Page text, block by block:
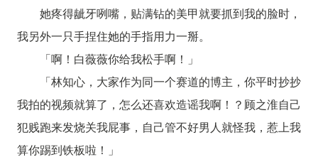
她疼得龇牙咧嘴，贴满钻的美甲就要抓到我的脸时，
我另外一只手捏住她的手指用力一掰。
「啊！白薇薇你给我松手啊！」
「林知心，大家作为同一个赛道的博主，你平时抄抄
我拍的视频就算了，怎么还喜欢造谣我啊！？顾之淮自己
犯贱跑来发烧关我屁事，自己管不好男人就怪我，惹上我
算你踢到铁板啦！」